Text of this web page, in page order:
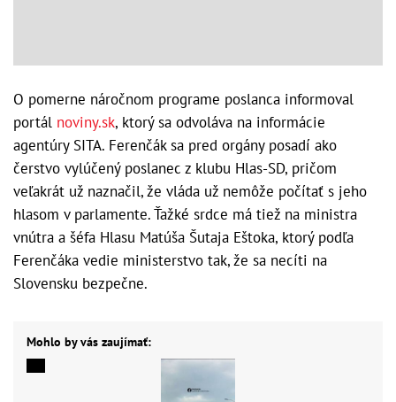
O pomerne náročnom programe poslanca informoval
portál noviny.sk, ktorý sa odvoláva na informácie
agentúry SITA. Ferenčák sa pred orgány posadí ako
čerstvo vylúčený poslanec z klubu Hlas-SD, pričom
veľakrát už naznačil, že vláda už nemôže počítať s jeho
hlasom v parlamente. Ťažké srdce má tiež na ministra
vnútra a šéfa Hlasu Matúša Šutaja Eštoka, ktorý podľa
Ferenčáka vedie ministerstvo tak, že sa necíti na
Slovensku bezpečne.
Mohlo by vás zaujímať: